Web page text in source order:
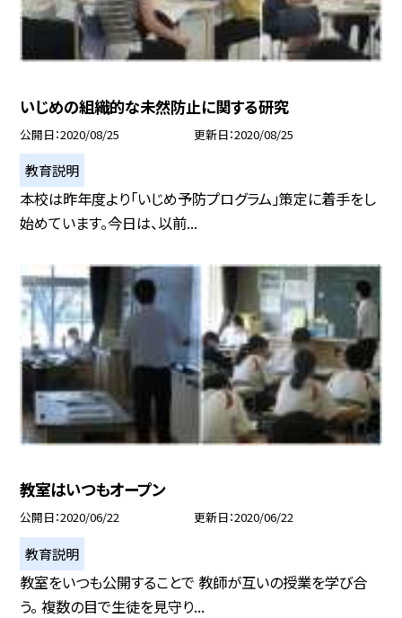
いじめの組織的な未然防止に関する研究
公開日 2020/08/25 更新日 2020/08/25
教育説明
本校は昨年度より「いじめ予防プログラム」策定に着手をし
始めています。今日は、以前...
教室はいつもオープン
公開日 2020/06/22 更新日 2020/06/22
教育説明
教室をいつも公開することで 教師が互いの授業を学び合
う。 複数の目で生徒を見守り...